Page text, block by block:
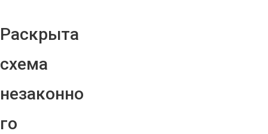
Раскрыта
схема
незаконно
го